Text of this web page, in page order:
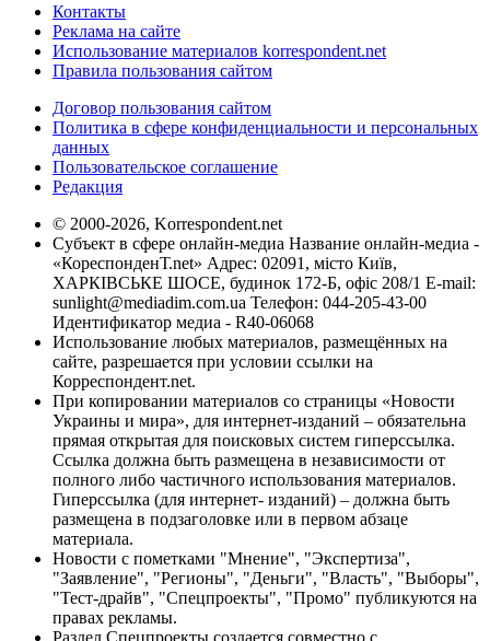
Контакты
Реклама на сайте
Использование материалов korrespondent.net
Правила пользования сайтом
Договор пользования сайтом
Политика в сфере конфиденциальности и персональных
данных
Пользовательское соглашение
Редакция
© 2000-2026, Korrespondent.net
Субъект в сфере онлайн-медиа Название онлайн-медиа -
«КореспонденТ.net» Адрес: 02091, місто Київ,
ХАРКІВСЬКЕ ШОСЕ, будинок 172-Б, офіс 208/1 E-mail:
sunlight@mediadim.com.ua Телефон: 044-205-43-00
Идентификатор медиа - R40-06068
Использование любых материалов, размещённых на
сайте, разрешается при условии ссылки на
Корреспондент.net.
При копировании материалов со страницы «Новости
Украины и мира», для интернет-изданий – обязательна
прямая открытая для поисковых систем гиперссылка.
Ссылка должна быть размещена в независимости от
полного либо частичного использования материалов.
Гиперссылка (для интернет- изданий) – должна быть
размещена в подзаголовке или в первом абзаце
материала.
Новости с пометками "Мнение", "Экспертиза",
"Заявление", "Регионы", "Деньги", "Власть", "Выборы",
"Тест-драйв", "Спецпроекты", "Промо" публикуются на
правах рекламы.
Раздел Спецпроекты создается совместно с